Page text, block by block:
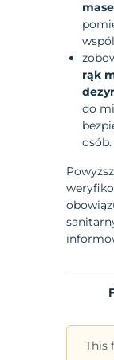
rąk
do
osób.
This